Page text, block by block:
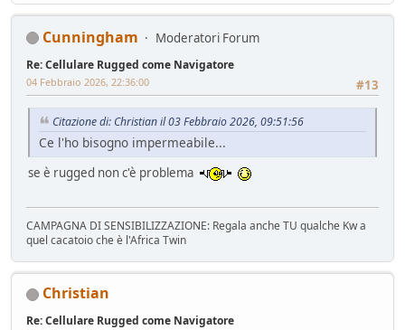
Cunningham Moderatori Forum
Re: Cellulare Rugged come Navigatore
#13
04 Febbraio 2026, 22:36:00
Citazione di: Christian il 03 Febbraio 2026, 09:51:56
Ce l'ho bisogno impermeabile...
se è rugged non c'è problema
CAMPAGNA DI SENSIBILIZZAZIONE: Regala anche TU qualche Kw a
quel cacatoio che è l'Africa Twin
Christian
Re: Cellulare Rugged come Navigatore